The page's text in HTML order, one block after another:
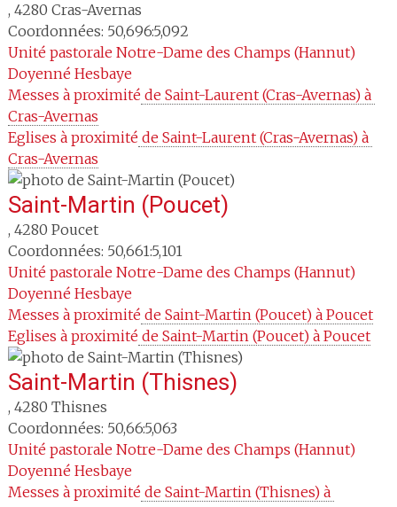
, 4280 Cras-Avernas
Coordonnées: 50,696:5,092
Unité pastorale Notre-Dame des Champs (Hannut)
Doyenné Hesbaye
Messes à proximité de Saint-Laurent (Cras-Avernas) à
Cras-Avernas
Eglises à proximité de Saint-Laurent (Cras-Avernas) à
Cras-Avernas
Saint-Martin (Poucet)
, 4280 Poucet
Coordonnées: 50,661:5,101
Unité pastorale Notre-Dame des Champs (Hannut)
Doyenné Hesbaye
Messes à proximité de Saint-Martin (Poucet) à Poucet
Eglises à proximité de Saint-Martin (Poucet) à Poucet
Saint-Martin (Thisnes)
, 4280 Thisnes
Coordonnées: 50,66:5,063
Unité pastorale Notre-Dame des Champs (Hannut)
Doyenné Hesbaye
Messes à proximité de Saint-Martin (Thisnes) à